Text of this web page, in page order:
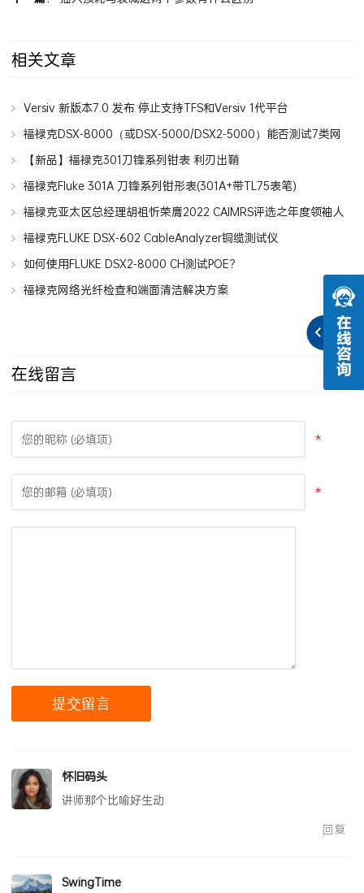
相关文章
Versiv 新版本7.0 发布 停止支持TFS和Versiv 1代平台
福禄克DSX-8000（或DSX-5000/DSX2-5000）能否测试7类网
线7A类网线？
【新品】福禄克301刀锋系列钳表 利刃出鞘
福禄克Fluke 301A 刀锋系列钳形表(301A+带TL75表笔)
福禄克亚太区总经理胡祖忻荣膺2022 CAIMRS评选之年度领袖人
福禄克FLUKE DSX-602 CableAnalyzer铜缆测试仪
如何使用FLUKE DSX2-8000 CH测试POE？
福禄克网络光纤检查和端面清洁解决方案
在线留言
*
*
怀旧码头
讲师那个比喻好生动
回复
SwingTime